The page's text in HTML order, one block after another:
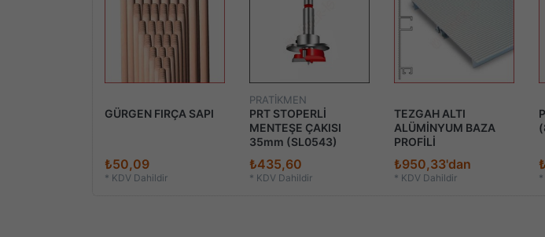
GÜRGEN FIRÇA SAPI
₺50,09
* KDV Dahildir
PRATİKMEN
PRT STOPERLİ
MENTEŞE ÇAKISI
35mm (SL0543)
₺435,60
* KDV Dahildir
TEZGAH ALTI
ALÜMİNYUM BAZA
PROFİLİ
₺950,33'dan
* KDV Dahildir *